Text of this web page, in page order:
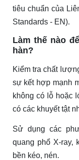
tiêu chuẩn của
Standards - EN).
Làm thế nào
hàn?
Kiểm tra chất
sự kết hợp mạnh
không có lỗ hoặc
có các khuyết tật
Sử dụng các
quang phổ X-ray,
bền kéo, nén.